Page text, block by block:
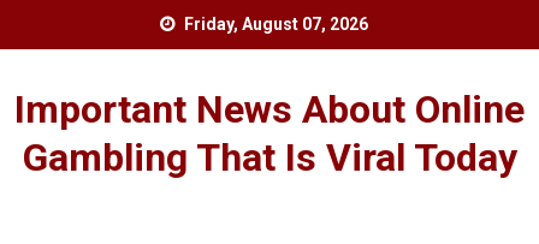
Friday, August 07, 2026
Important News About Online
Gambling That Is Viral Today